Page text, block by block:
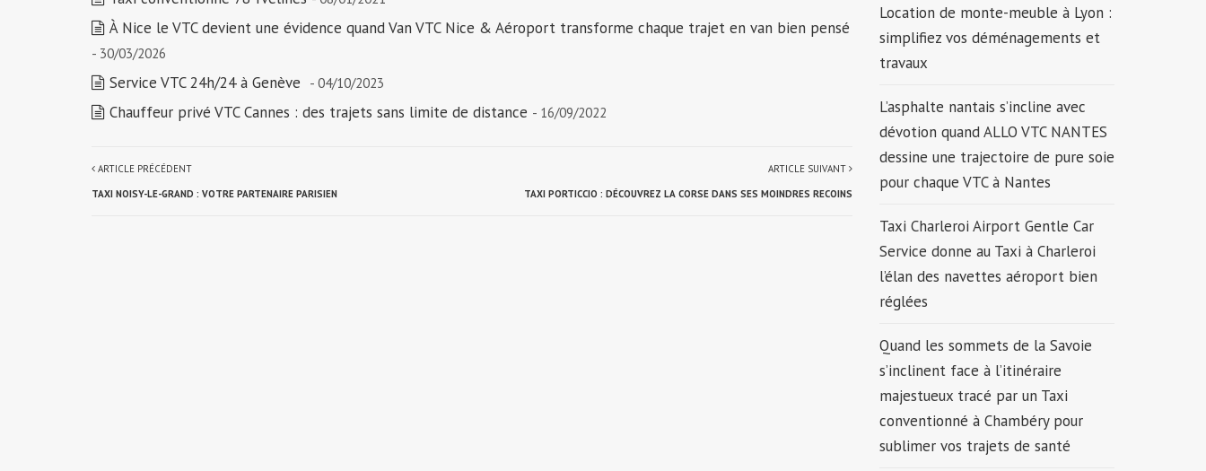
À Nice le VTC devient une évidence quand Van VTC Nice & Aéroport transforme chaque trajet en van bien pensé
- 30/03/2026
Service VTC 24h/24 à Genève - 04/10/2023
Chauffeur privé VTC Cannes : des trajets sans limite de distance - 16/09/2022
ARTICLE PRÉCÉDENT
TAXI NOISY-LE-GRAND : VOTRE PARTENAIRE PARISIEN
ARTICLE SUIVANT
TAXI PORTICCIO : DÉCOUVREZ LA CORSE DANS SES MOINDRES RECOINS
Location de monte-meuble à Lyon :
simplifiez vos déménagements et
travaux
L’asphalte nantais s’incline avec
dévotion quand ALLO VTC NANTES
dessine une trajectoire de pure soie
pour chaque VTC à Nantes
Taxi Charleroi Airport Gentle Car
Service donne au Taxi à Charleroi
l’élan des navettes aéroport bien
réglées
Quand les sommets de la Savoie
s’inclinent face à l’itinéraire
majestueux tracé par un Taxi
conventionné à Chambéry pour
sublimer vos trajets de santé